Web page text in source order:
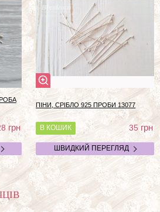
грн
ПІНИ, СРІБЛО 925 ПРОБИ 13077
В КОШИК 35грн
ШВИДКИЙ ПЕРЕГЛЯД